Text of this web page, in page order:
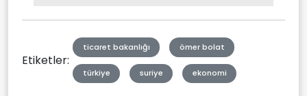
Etiketler:
ticaret bakanlığı ömer bolat
türkiye suriye ekonomi